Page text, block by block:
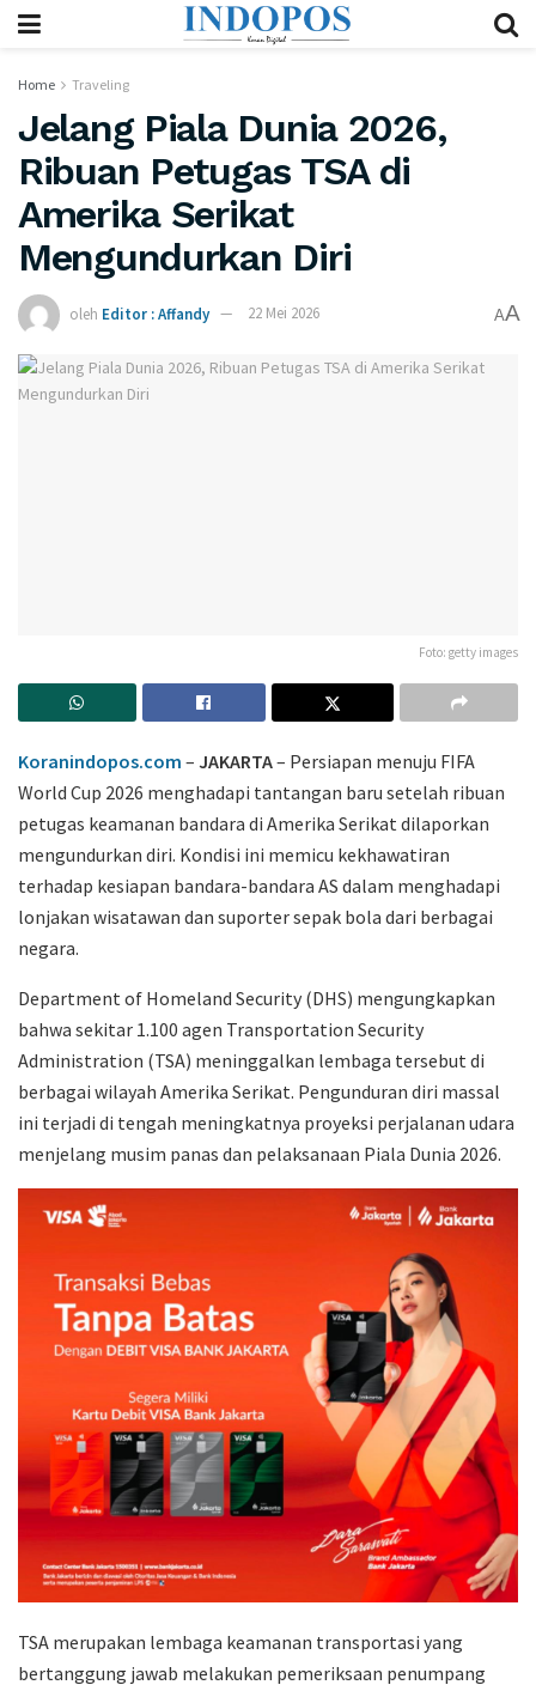
Home Traveling
Jelang Piala Dunia 2026,
Ribuan Petugas TSA di
Amerika Serikat
Mengundurkan Diri
oleh Editor : Affandy 22 Mei 2026 AA
Foto: getty images
Koranindopos.com – JAKARTA– Persiapan menuju FIFA
World Cup 2026 menghadapi tantangan baru setelah ribuan
petugas keamanan bandara di Amerika Serikat dilaporkan
mengundurkan diri. Kondisi ini memicu kekhawatiran
terhadap kesiapan bandara-bandara AS dalam menghadapi
lonjakan wisatawan dan suporter sepak bola dari berbagai
negara.
Department of Homeland Security (DHS) mengungkapkan
bahwa sekitar 1.100 agen Transportation Security
Administration (TSA) meninggalkan lembaga tersebut di
berbagai wilayah Amerika Serikat. Pengunduran diri massal
ini terjadi di tengah meningkatnya proyeksi perjalanan udara
menjelang musim panas dan pelaksanaan Piala Dunia 2026.
TSA merupakan lembaga keamanan transportasi yang
bertanggung jawab melakukan pemeriksaan penumpang